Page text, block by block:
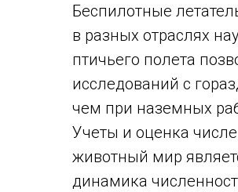
Беспилотные
в разных отраслях
птичьего полета
исследований с
чем при наземных
Учеты и оценка
животный мир
динамика